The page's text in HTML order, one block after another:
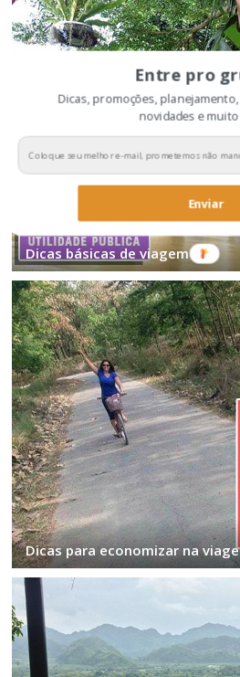
Dicas básicas de viagem
Dicas para economizar na
Entre pro
Dicas, promoções,
novidades e
Enviar